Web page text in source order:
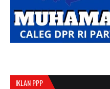
IKLAN PPP